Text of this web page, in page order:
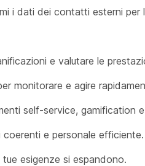
i dati dei contatti esterni per
e valutare le
monitorare e agire
self-service, gamification
e personale efficiente.
esigenze si espandono.